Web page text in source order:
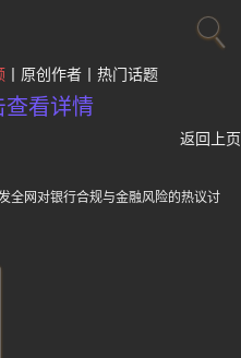
原创作者 热门话题
查看详情
返回上页
全网对银行合规与金融风险的热议讨